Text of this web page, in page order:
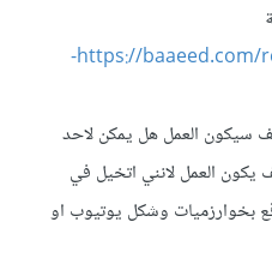
https://baaeed.com/remote-jobs/souqps-
سيكون العمل هل يمكن لاحد
العمل لانني اتخيل في
بخوارزميات وشكل يوتيوب او